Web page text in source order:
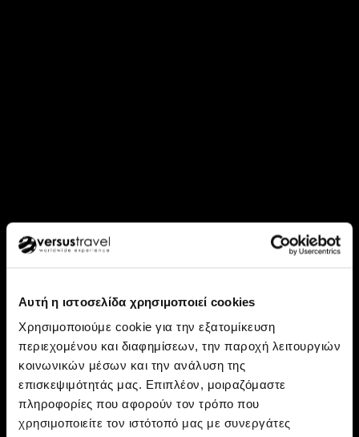
Αυτή η ιστοσελίδα χρησιμοποιεί cookies
Χρησιμοποιούμε cookie για την εξατομίκευση
περιεχομένου και διαφημίσεων, την παροχή λειτουργιών
κοινωνικών μέσων και την ανάλυση της
επισκεψιμότητάς μας. Επιπλέον, μοιραζόμαστε
πληροφορίες που αφορούν τον τρόπο που
χρησιμοποιείτε τον ιστότοπό μας με συνεργάτες
Ανακάλυψε: Φιλιππίνες
Φιλιππίνες, το διαμαντένιο